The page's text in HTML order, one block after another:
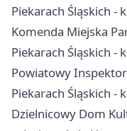
Piekarach Śląskich -
Komenda Miejska
Piekarach Śląskich -
Powiatowy
Piekarach Śląskich -
Dzielnicowy Dom